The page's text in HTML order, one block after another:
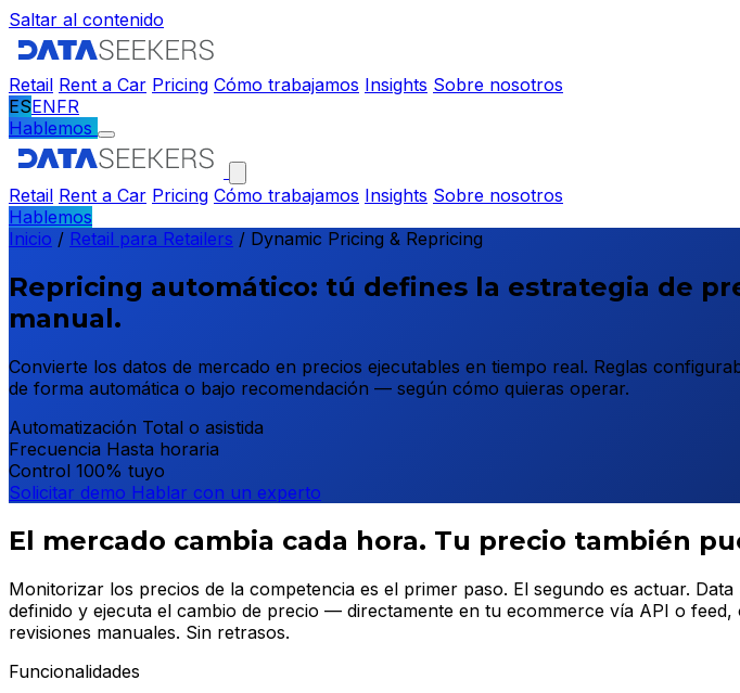
Saltar al contenido
Retail Rent a Car Pricing Cómo trabajamos Insights Sobre nosotros
ESENFR
Hablemos
Retail Rent a Car Pricing Cómo trabajamos Insights Sobre nosotros
Hablemos
Inicio / Retail para Retailers / Dynamic Pricing & Repricing
Repricing automático: tú defines la estrategia de
manual.
Convierte los datos de mercado en precios ejecutables en tiempo real. Reglas
de forma automática o bajo recomendación — según cómo quieras operar.
Automatización Total o asistida
Frecuencia Hasta horaria
Control 100% tuyo
Solicitar demo Hablar con un experto
El mercado cambia cada hora. Tu precio también
Monitorizar los precios de la competencia es el primer paso. El segundo es actuar.
definido y ejecuta el cambio de precio — directamente en tu ecommerce vía API o
revisiones manuales. Sin retrasos.
Funcionalidades